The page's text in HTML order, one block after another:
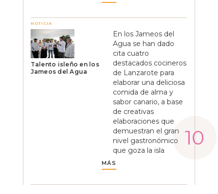
NOTICIA
Talento isleño en los
Jameos del Agua
En los Jameos del
Agua se han dado
cita cuatro
destacados cocineros
de Lanzarote para
elaborar una deliciosa
comida de alma y
sabor canario, a base
de creativas
elaboraciones que
demuestran el gran
nivel gastronómico
que goza la isla
MÁS